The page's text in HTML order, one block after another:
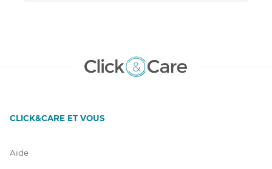
CLICK&CARE ET VOUS
Aide